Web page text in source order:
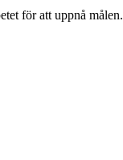
för att uppnå målen.